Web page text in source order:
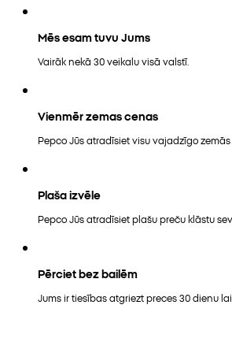
Mēs esam tuvu Jums
Vairāk nekā 30 veikalu visā valstī.
Vienmēr zemas cenas
Pepco Jūs atradīsiet visu vajadzīgo zemās
Plaša izvēle
Pepco Jūs atradīsiet plašu preču klāstu
Pērciet bez bailēm
Jums ir tiesības atgriezt preces 30 dienu